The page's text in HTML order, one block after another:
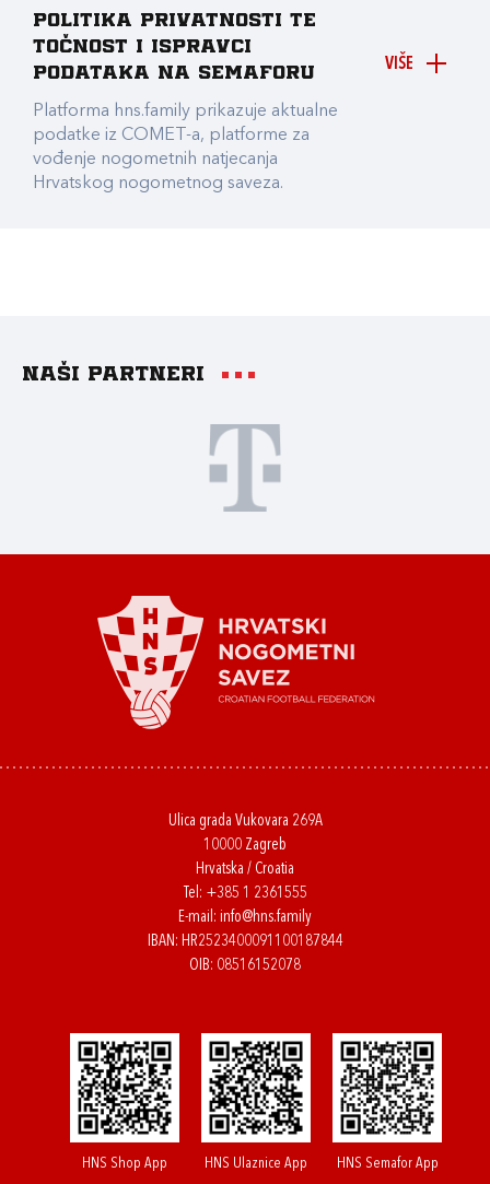
VIŠE
Politika privatnosti te
točnost i ispravci
podataka na Semaforu
Platforma hns.family prikazuje aktualne
podatke iz COMET-a, platforme za
vođenje nogometnih natjecanja
Hrvatskog nogometnog saveza.
Naši partneri
Ulica grada Vukovara 269A
10000 Zagreb
Hrvatska / Croatia
Tel: +385 1 2361555
E-mail: info@hns.family
IBAN: HR2523400091100187844
OIB: 08516152078
HNS Shop App HNS Ulaznice App HNS Semafor App